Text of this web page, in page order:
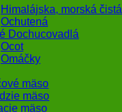
Himalájska, morská čistá
Ochutená
Dochucovadlá
Ocot
Omáčky
mäso
mäso
mäso